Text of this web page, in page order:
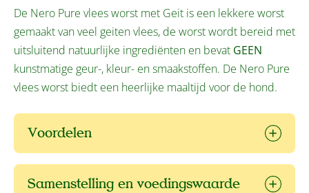
De Nero Pure vlees worst met Geit is een lekkere worst
gemaakt van veel geiten vlees, de worst wordt bereid met
uitsluitend natuurlijke ingrediënten en bevat GEEN
kunstmatige geur-, kleur- en smaakstoffen. De Nero Pure
vlees worst biedt een heerlijke maaltijd voor de hond.
Voordelen
Samenstelling en voedingswaarde